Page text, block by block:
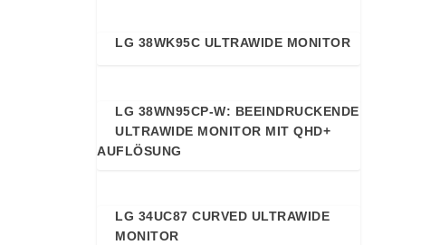
LG 38WK95C ULTRAWIDE MONITOR
LG 38WN95CP-W: BEEINDRUCKENDE
ULTRAWIDE MONITOR MIT QHD+
AUFLÖSUNG
LG 34UC87 CURVED ULTRAWIDE
MONITOR